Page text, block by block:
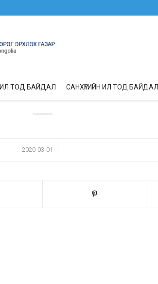
ИЛ ТОД БАЙДАЛ САНХҮҮГИЙН ИЛ ТОД БАЙДАЛ
2020-03-01
/